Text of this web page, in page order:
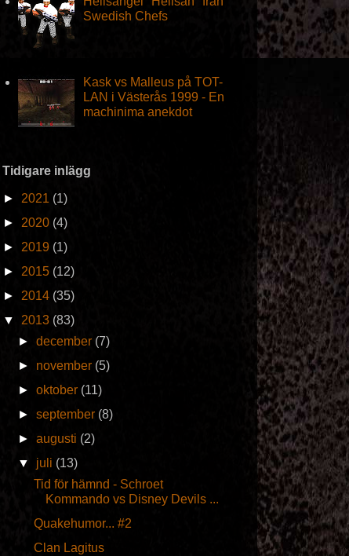
Swedish Chefs
Kask vs Malleus på TOT-
LAN i Västerås 1999 - En
machinima anekdot
Tidigare inlägg
► 2021 (1)
► 2020 (4)
► 2019 (1)
► 2015 (12)
► 2014 (35)
▼ 2013 (83)
►december (7)
► november (5)
►oktober (11)
►september (8)
►augusti (2)
▼ juli (13)
Tid för hämnd - Schroet
Kommando vs Disney Devils ...
Quakehumor... #2
Clan Lagitus